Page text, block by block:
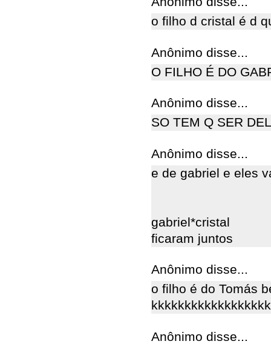
o filho d cristal é d
Anônimo disse...
O FILHO É DO
Anônimo disse...
SO TEM Q SER
Anônimo disse...
e de gabriel e eles
gabriel*cristal
ficaram juntos
Anônimo disse...
o filho é do Tomás
Anônimo disse...